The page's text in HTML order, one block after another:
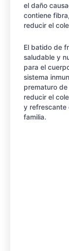
el daño
contiene
reducir el
El batido de
saludable y
para el
sistema
prematuro
reducir el
y refrescante
familia.